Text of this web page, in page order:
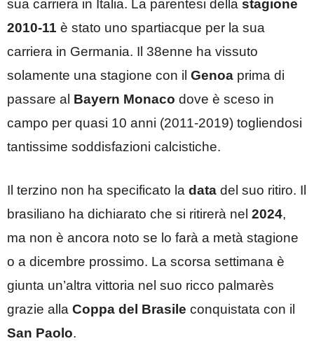
sua carriera in Italia. La parentesi della stagione
2010-11 è stato uno spartiacque per la sua
carriera in Germania. Il 38enne ha vissuto
solamente una stagione con il Genoa prima di
passare al Bayern Monaco dove è sceso in
campo per quasi 10 anni (2011-2019) togliendosi
tantissime soddisfazioni calcistiche.
Il terzino non ha specificato la data del suo ritiro. Il
brasiliano ha dichiarato che si ritirerà nel 2024,
ma non è ancora noto se lo farà a metà stagione
o a dicembre prossimo. La scorsa settimana è
giunta un’altra vittoria nel suo ricco palmarès
grazie alla Coppa del Brasile conquistata con il
San Paolo.